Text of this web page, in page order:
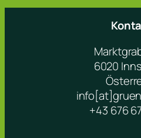
6020
+43 676